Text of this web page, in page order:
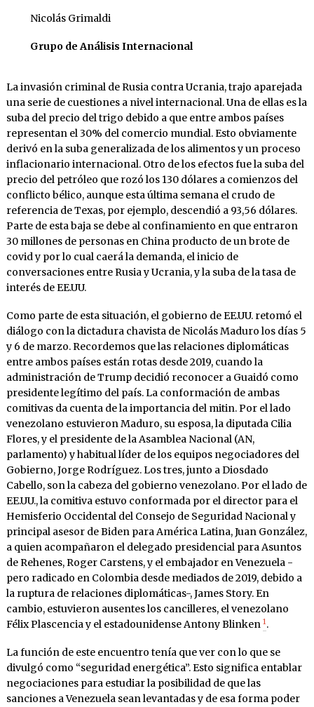
Nicolás Grimaldi
Grupo de Análisis Internacional
La invasión criminal de Rusia contra Ucrania, trajo aparejada
una serie de cuestiones a nivel internacional. Una de ellas es la
suba del precio del trigo debido a que entre ambos países
representan el 30% del comercio mundial. Esto obviamente
derivó en la suba generalizada de los alimentos y un proceso
inflacionario internacional. Otro de los efectos fue la suba del
precio del petróleo que rozó los 130 dólares a comienzos del
conflicto bélico, aunque esta última semana el crudo de
referencia de Texas, por ejemplo, descendió a 93,56 dólares.
Parte de esta baja se debe al confinamiento en que entraron
30 millones de personas en China producto de un brote de
covid y por lo cual caerá la demanda, el inicio de
conversaciones entre Rusia y Ucrania, y la suba de la tasa de
interés de EE.UU.
Como parte de esta situación, el gobierno de EE.UU. retomó el
diálogo con la dictadura chavista de Nicolás Maduro los días 5
y 6 de marzo. Recordemos que las relaciones diplomáticas
entre ambos países están rotas desde 2019, cuando la
administración de Trump decidió reconocer a Guaidó como
presidente legítimo del país. La conformación de ambas
comitivas da cuenta de la importancia del mitin. Por el lado
venezolano estuvieron Maduro, su esposa, la diputada Cilia
Flores, y el presidente de la Asamblea Nacional (AN,
parlamento) y habitual líder de los equipos negociadores del
Gobierno, Jorge Rodríguez. Los tres, junto a Diosdado
Cabello, son la cabeza del gobierno venezolano. Por el lado de
EE.UU., la comitiva estuvo conformada por el director para el
Hemisferio Occidental del Consejo de Seguridad Nacional y
principal asesor de Biden para América Latina, Juan González,
a quien acompañaron el delegado presidencial para Asuntos
de Rehenes, Roger Carstens, y el embajador en Venezuela -
pero radicado en Colombia desde mediados de 2019, debido a
la ruptura de relaciones diplomáticas-, James Story. En
cambio, estuvieron ausentes los cancilleres, el venezolano
Félix Plascencia y el estadounidense Antony Blinken 1.
La función de este encuentro tenía que ver con lo que se
divulgó como “seguridad energética”. Esto significa entablar
negociaciones para estudiar la posibilidad de que las
sanciones a Venezuela sean levantadas y de esa forma poder